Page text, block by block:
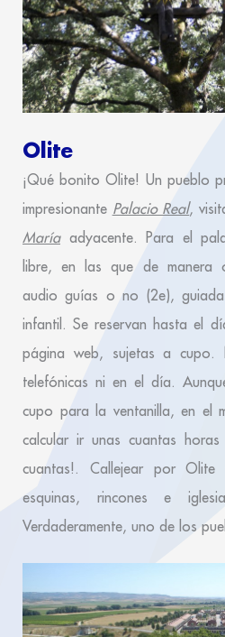
Olite
¡Qué bonito Olite! Un pueblo
impresionante Palacio Real,
Maríaadyacente. Para el
libre, en las que de manera
audio guías o no (2e),
infantil. Se reservan hasta el
página web, sujetas a cupo.
telefónicas ni en el día.
cupo para la ventanilla, en el
calcular ir unas cuantas
cuantas!. Callejear por
esquinas, rincones e
Verdaderamente, uno de los